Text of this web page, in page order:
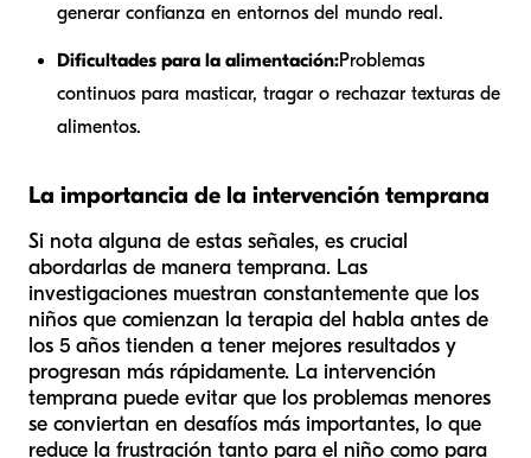
generar confianza en entornos del mundo real.
Dificultades para la alimentación:Problemas
continuos para masticar, tragar o rechazar texturas de
alimentos.
La importancia de la intervención temprana
Si nota alguna de estas señales, es crucial
abordarlas de manera temprana. Las
investigaciones muestran constantemente que los
niños que comienzan la terapia del habla antes de
los 5 años tienden a tener mejores resultados y
progresan más rápidamente. La intervención
temprana puede evitar que los problemas menores
se conviertan en desafíos más importantes, lo que
reduce la frustración tanto para el niño como para